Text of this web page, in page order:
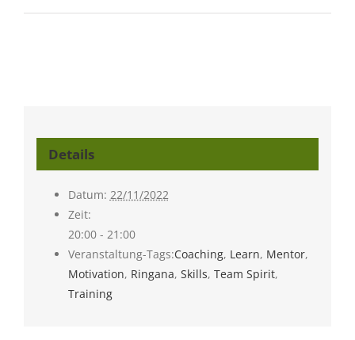
Details
Datum: 22/11/2022
Zeit:
20:00 - 21:00
Veranstaltung-Tags:Coaching, Learn, Mentor,
Motivation, Ringana, Skills, Team Spirit,
Training